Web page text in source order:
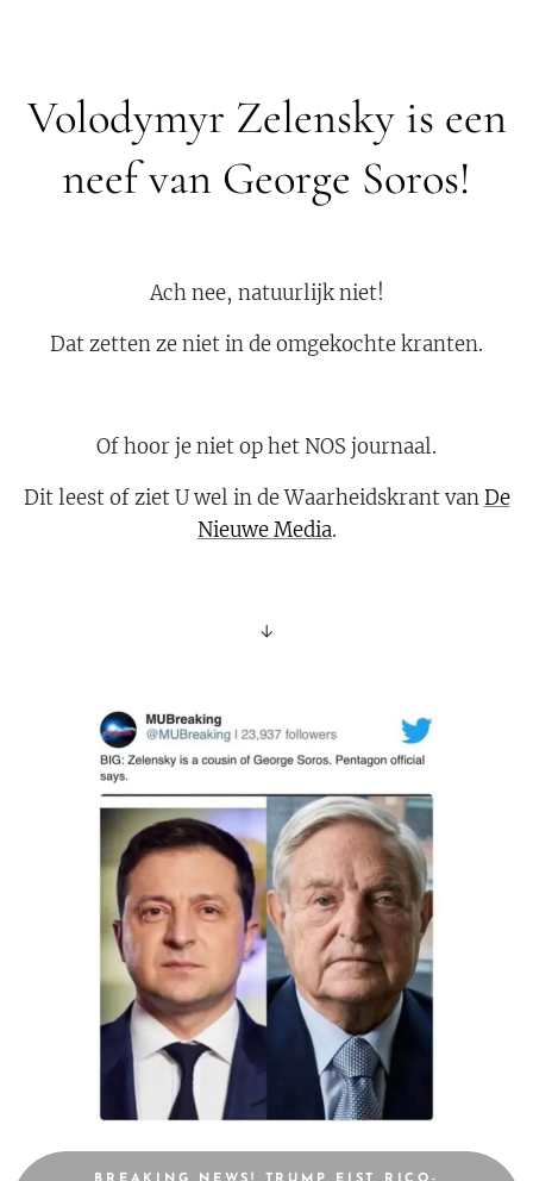
Volodymyr Zelensky is een
neef van George Soros!
Ach nee, natuurlijk niet!
Dat zetten ze niet in de omgekochte kranten.
Of hoor je niet op het NOS journaal.
Dit leest of ziet U wel in de Waarheidskrant vanDe
Nieuwe Media.
↓